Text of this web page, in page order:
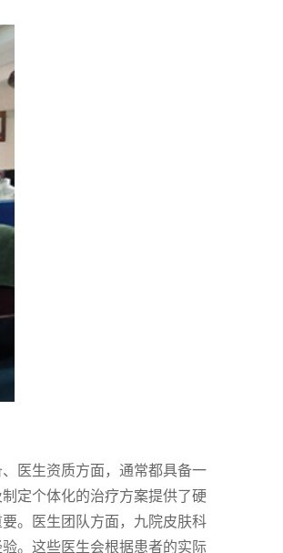
医生资质方面，通常都具备一
定个体化的治疗方案提供了硬
。医生团队方面，九院皮肤科
。这些医生会根据患者的实际